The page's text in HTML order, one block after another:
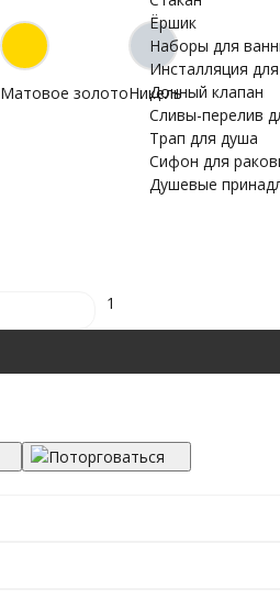
Ёршик
Наборы для
Инсталляция
Донный клапан
Cливы-перелив
Трап для душа
Сифон для
Душевые
Матовое золотоНикель
1
Поторговаться